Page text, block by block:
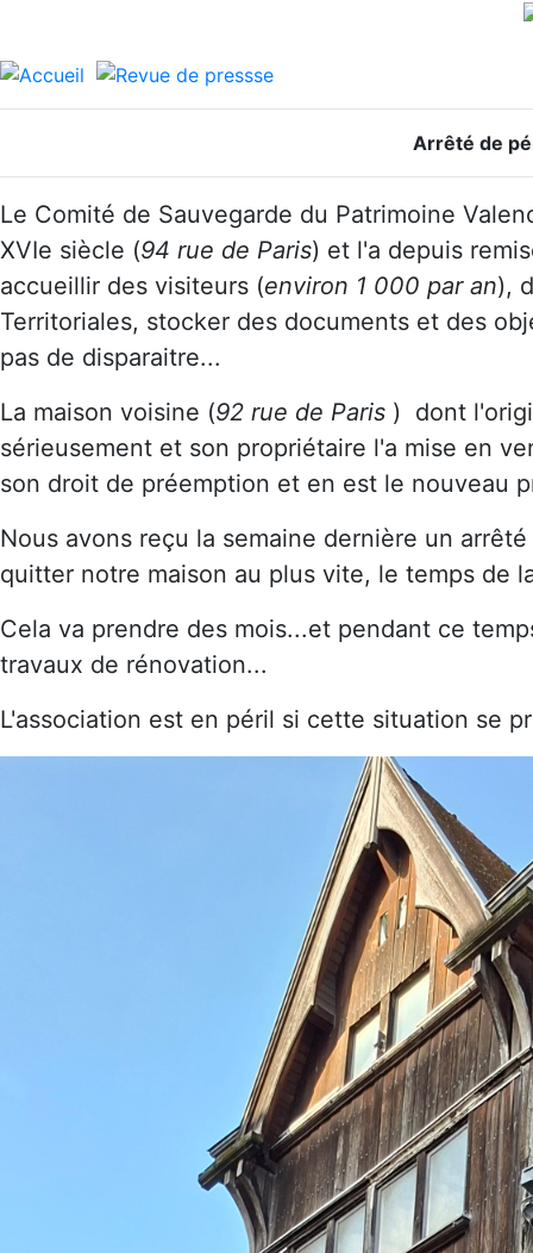
Arrêté de
Le Comité de Sauvegarde du Patrimoine
XVIe siècle (94 rue de Paris) et l'a depuis
accueillir des visiteurs (environ 1 000 par an),
Territoriales, stocker des documents et des
pas de disparaitre...
La maison voisine (92 rue de Paris ) dont
sérieusement et son propriétaire l'a mise en
son droit de préemption et en est le nouveau
Nous avons reçu la semaine dernière un
quitter notre maison au plus vite, le temps de
Cela va prendre des mois...et pendant ce
travaux de rénovation...
L'association est en péril si cette situation se